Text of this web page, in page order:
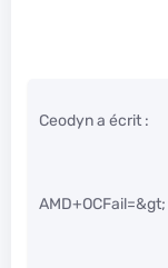
Ceodyn a écrit :